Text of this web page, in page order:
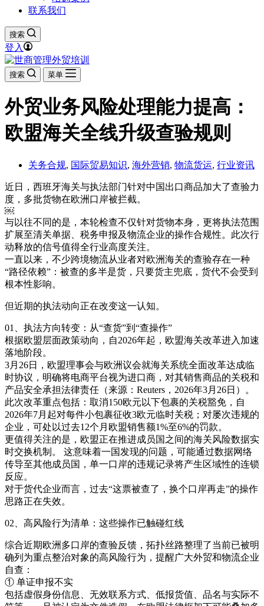
联系我们
搜索
登入
搜索 菜单
外贸业务风险处理能力提高：
欧盟海关全线升级查验规则
关务合规, 国际贸易知识, 海外营销, 物流货运, 行业资讯
近日，西班牙海关与执法部门针对中国出口商品加大了查验力
度，多批货物在欧洲口岸被拦截。
￼
与以往不同的是，本轮检查不仅针对货物本身，更将执法范围
扩展至清关单据、税务申报及物流企业的操作合规性。此次行
动释放的信号值得全行业高度关注。
一直以来，不少跨境物流从业者对欧洲海关的查验存在一种
“路径依赖”：被查的多半是货，只要货主兜底，货代不会受到
根本性影响。
但近期的执法动向正在改变这一认知。
01、执法方向转变：从“查货”到“查操作”
根据欧盟层面政策动向，自2026年起，欧盟海关改革进入加速
落地阶段。
3月26日，欧盟理事会与欧洲议会就海关系统全面改革达成临
时协议，明确将电商平台视为进口商，对其销售商品的关税和
产品安全承担法律责任（来源：Reuters，2026年3月26日）。
此次改革重点包括：取消150欧元以下包裹的关税豁免，自
2026年7月起对每件小包裹征收3欧元临时关税；对屡次违规的
企业，可处以过去12个月欧盟销售额1%至6%的罚款。
更值得关注的是，欧盟正在推进成员国之间的海关风险数据实
时交换机制。 这意味着一国发现的问题，可能通过数据网络
传导至其他成员国，单一口岸的违规记录将产生区域性的连锁
反应。
对于货代企业而言，过去“这票被查了，换个口岸再走”的操作
思路正在失效。
02、高风险行为清单：这些操作已触碰红线
综合近期欧洲多口岸的查验反馈，拓扑丝路整理了当前已被明
确列为重点整治对象的高风险行为，提醒广大外贸和物流企业
自查：
① 单证申报不实
包括虚假身份信息、无效联系方式、低报货值、品名与实际不